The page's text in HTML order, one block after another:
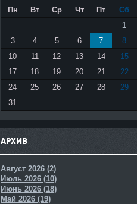
Пн Вт Ср Чт Пт Сб
1
3
4 5 6 7 8
10
11 12 13 14 15
17
18 19 20 21 22
24
25 26 27 28 29
31
АРХИВ
Август 2026 (2)
Июль 2026 (10)
Июнь 2026 (18)
Май 2026 (19)